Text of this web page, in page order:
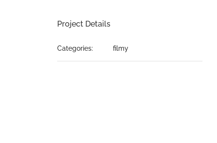
Project Details
Categories: filmy